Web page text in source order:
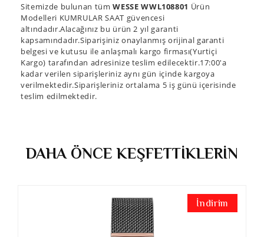
Sitemizde bulunan tümWESSE WWL108801 Ürün
Modelleri KUMRULAR SAAT güvencesi
altındadır.Alacağınız bu ürün 2 yıl garanti
kapsamındadır.Siparişiniz onaylanmış orijinal garanti
belgesi ve kutusu ile anlaşmalı kargo firması(Yurtiçi
Kargo) tarafından adresinize teslim edilecektir.17:00'a
kadar verilen siparişleriniz aynı gün içinde kargoya
verilmektedir.Siparişleriniz ortalama 5 iş günü içerisinde
teslim edilmektedir.
DAHA ÖNCE KEŞFETTİKLERİN
İndirim